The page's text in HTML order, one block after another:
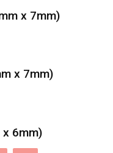
x 7mm)
x 7mm)
6mm)